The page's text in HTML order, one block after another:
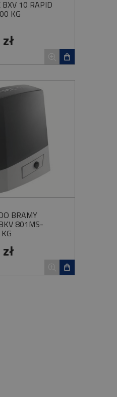
BXV 10 RAPID
KG
BRAMY
801MS-